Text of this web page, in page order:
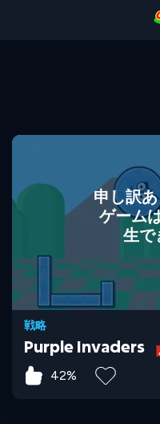
申し訳
ゲーム
生で
戦略
Purple Invaders
42%